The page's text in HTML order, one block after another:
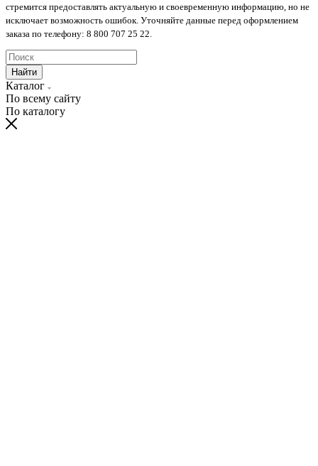
стремится предоставлять актуальную и своевременную информацию, но не
исключает возможность ошибок. Уточняйте данные перед оформлением
заказа по телефону: 8 800 707 25 22.
Найти
Каталог
По всему сайту
По каталогу